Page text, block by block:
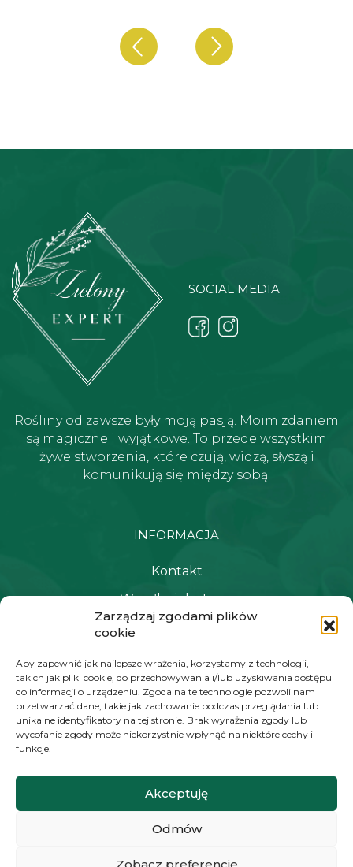
Zarządzaj zgodami plików
cookie
Aby zapewnić jak najlepsze wrażenia, korzystamy z technologii,
takich jak pliki cookie, do przechowywania i/lub uzyskiwania dostępu
do informacji o urządzeniu. Zgoda na te technologie pozwoli nam
przetwarzać dane, takie jak zachowanie podczas przeglądania lub
unikalne identyfikatory na tej stronie. Brak wyrażenia zgody lub
wycofanie zgody może niekorzystnie wpłynąć na niektóre cechy i
funkcje.
Akceptuję
Odmów
Zobacz preferencje
SOCIAL MEDIA
Rośliny od zawsze były moją pasją. Moim zdaniem
są magiczne i wyjątkowe. To przede wszystkim
żywe stworzenia, które czują, widzą, słyszą i
komunikują się między sobą.
INFORMACJA
Kontakt
Wysyłka i dostawa
Polityka prywatności i regulamin
NAWIGACJA
Moje konto
Moje zamówienia